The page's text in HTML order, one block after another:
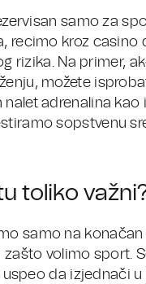
samo za
recimo kroz
rizika. Na primer,
možete
adrenalina
sopstvenu
toliko
samo na
volimo sport.
da izjednači